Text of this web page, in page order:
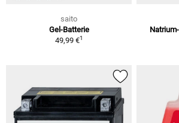
saito
Gel-Batterie
49,99 €1